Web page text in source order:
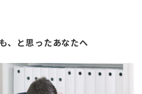
、と思ったあなたへ